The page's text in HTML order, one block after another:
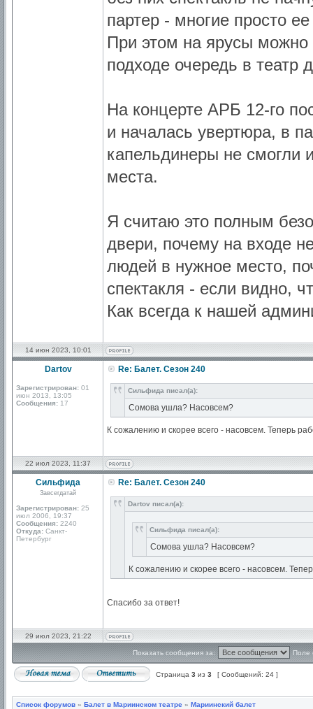
партер - многие просто
При этом на ярусы можно
подходе очередь в театр
На концерте АРБ 12-го
и началась увертюра, в
капельдинеры не смогли
места.
Я считаю это полным
двери, почему на входе
людей в нужное место,
спектакля - если видно,
Как всегда к нашей
14 июн 2023, 10:01
Dartov
Зарегистрирован: 01
июн 2013, 13:05
Сообщения: 17
Re: Балет. Сезон 240
Сильфида писал(а):
Сомова ушла? Насовсем?
К сожалению и скорее всего - насовсем. Теперь
22 июл 2023, 11:37
Сильфида
Завсегдатай
Зарегистрирован: 25
июл 2006, 19:37
Сообщения: 2240
Откуда: Санкт-
Петербург
Re: Балет. Сезон 240
Dartov писал(а):
Сильфида писал(а):
Сомова ушла? Насовсем?
К сожалению и скорее всего - насовсем.
Спасибо за ответ!
29 июл 2023, 21:22
Показать сообщения за: Поле
Страница 3 из 3 [ Сообщений: 24 ]
Список форумов » Балет в Мариинском театре » Мариинский балет